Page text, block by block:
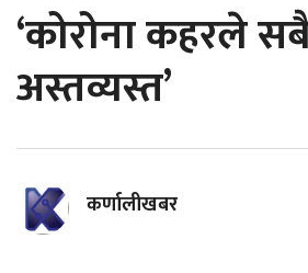
‘कोरोना कहरले सबै
अस्तव्यस्त’
कर्णालीखबर